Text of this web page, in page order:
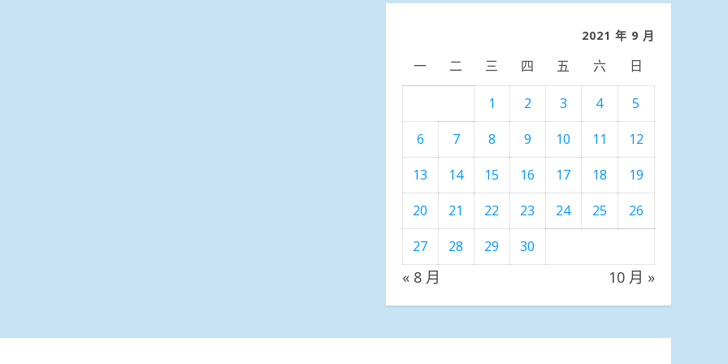
2021 年 9 月
一 二 三 四 五 六 日
1 2 3 4
5
6
7 8 9 10 11
12
13
14 15 16 17 18
19
20
21 22 23 24 25
26
27
28 29 30
« 8 月 10 月 »